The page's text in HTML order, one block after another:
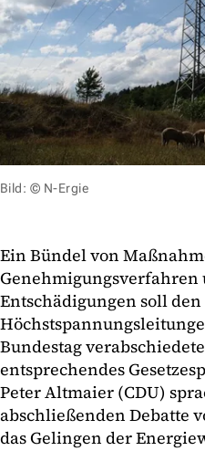
Bild: © N-Ergie
Ein Bündel von
Genehmigungsverfahren
Entschädigungen soll
Bundestag
entsprechendes
Peter Altmaier (CDU)
abschließenden Debatte
das Gelingen der